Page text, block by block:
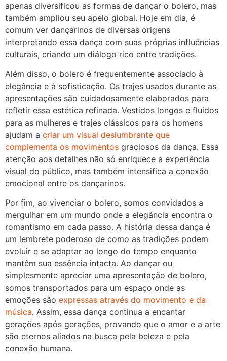
apenas diversificou as formas de dançar o bolero, mas
também ampliou seu apelo global. Hoje em dia, é
comum ver dançarinos de diversas origens
interpretando essa dança com suas próprias influências
culturais, criando um diálogo rico entre tradições.
Além disso, o bolero é frequentemente associado à
elegância e à sofisticação. Os trajes usados durante as
apresentações são cuidadosamente elaborados para
refletir essa estética refinada. Vestidos longos e fluidos
para as mulheres e trajes clássicos para os homens
ajudam a criar um visual deslumbrante que
complementa os movimentos graciosos da dança. Essa
atenção aos detalhes não só enriquece a experiência
visual do público, mas também intensifica a conexão
emocional entre os dançarinos.
Por fim, ao vivenciar o bolero, somos convidados a
mergulhar em um mundo onde a elegância encontra o
romantismo em cada passo. A história dessa dança é
um lembrete poderoso de como as tradições podem
evoluir e se adaptar ao longo do tempo enquanto
mantêm sua essência intacta. Ao dançar ou
simplesmente apreciar uma apresentação de bolero,
somos transportados para um espaço onde as
emoções são expressas através do movimento e da
música. Assim, essa dança continua a encantar
gerações após gerações, provando que o amor e a arte
são eternos aliados na busca pela beleza e pela
conexão humana.